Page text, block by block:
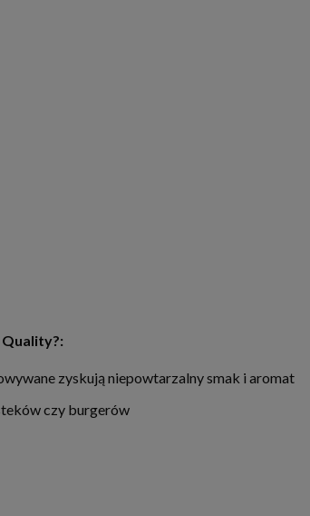
zyskują niepowtarzalny smak i aromat
czy burgerów